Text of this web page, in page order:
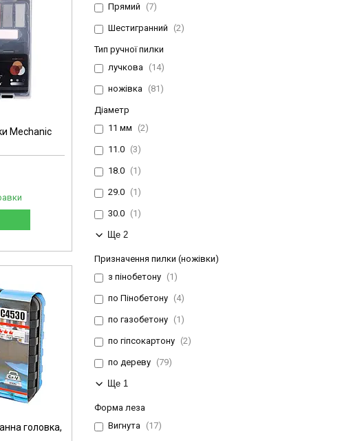
Mechanic
головка,
Прямий 7
Шестигранний 2
Тип ручної пилки
лучкова
14
ножівка 81
Діаметр
11 мм
2
11.0 3
18.0 1
29.0 1
30.0 1
Ще 2
Призначення пилки (ножівки)
з пінобетону
1
по Пінобетону 4
по газобетону 1
по гіпсокартону 2
по дереву 79
Ще 1
Форма леза
Вигнута
17